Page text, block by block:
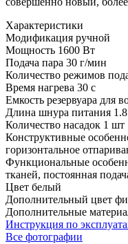
Характеристики
Модификация ручной
Мощность 1600 Вт
Подача пара 30 г/мин
Количество режимов
Время нагрева 30 с
Емкость резервуара для
Длина шнура питания
Количество насадок 1 шт
Конструктивные
горизонтальное
Функциональные
тканей, постоянная
Цвет белый
Дополнительный цвет
Дополнительные
Инструкция по
Все фотографии